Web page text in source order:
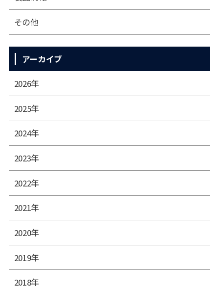
その他
アーカイブ
2026年
2025年
2024年
2023年
2022年
2021年
2020年
2019年
2018年